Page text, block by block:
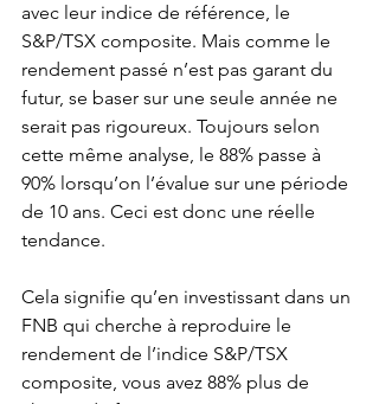
avec leur indice de référence, le
S&P/TSX composite. Mais comme le
rendement passé n’est pas garant du
futur, se baser sur une seule année ne
serait pas rigoureux. Toujours selon
cette même analyse, le 88% passe à
90% lorsqu’on l’évalue sur une période
de 10 ans. Ceci est donc une réelle
tendance.
Cela signifie qu’en investissant dans un
FNB qui cherche à reproduire le
rendement de l’indice S&P/TSX
composite, vous avez 88% plus de